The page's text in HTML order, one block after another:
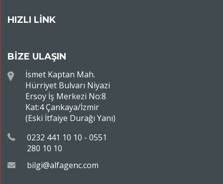
HIZLI LİNK
BİZE ULAŞIN
İsmet Kaptan Mah.
Hürriyet Bulvarı Niyazi
Ersoy İş Merkezi No:8
Kat:4 Çankaya/İzmir
(Eski İtfaiye Durağı Yanı)
0232 441 10 10 - 0551
280 10 10
bilgi@alfagenc.com